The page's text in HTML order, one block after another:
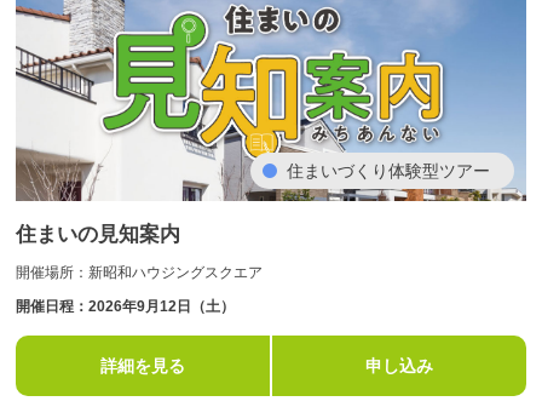
エリア限定商品
住まいづくり体験型ツアー
住まいの見知案内
開催場所：新昭和ハウジングスクエア
開催日程：2026年9月12日（土）
詳細を見る 申し込み
茨城県 山梨県